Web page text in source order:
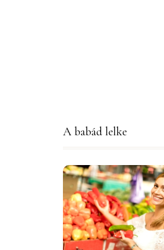
A babád lelke